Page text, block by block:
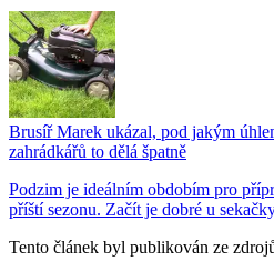
Brusíř Marek ukázal, pod jakým
zahrádkářů to dělá špatně
Podzim je ideálním obdobím pro
příští sezonu. Začít je dobré u
Tento článek byl publikován ze